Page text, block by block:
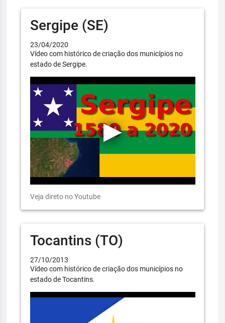
Sergipe (SE)
23/04/2020
Vídeo com histórico de criação dos municípios no
estado de Sergipe.
Veja direto no Youtube
Tocantins (TO)
27/10/2013
Vídeo com histórico de criação dos municípios no
estado de Tocantins.